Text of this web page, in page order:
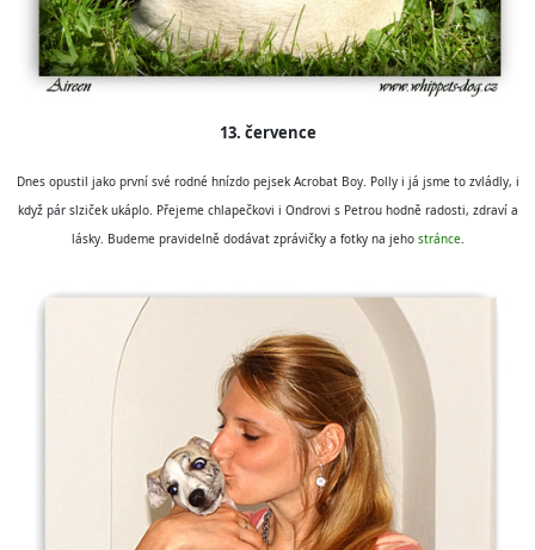
13. července
Dnes opustil jako první své rodné hnízdo pejsek Acrobat Boy. Polly i já jsme to zvládly, i
když pár slziček ukáplo. Přejeme chlapečkovi i Ondrovi s Petrou hodně radosti, zdraví a
lásky. Budeme pravidelně dodávat zprávičky a fotky na jeho stránce.